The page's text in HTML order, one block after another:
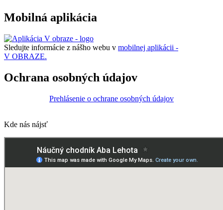
Mobilná aplikácia
Sledujte informácie z nášho webu v mobilnej aplikácii -
V OBRAZE.
Ochrana osobných údajov
Prehlásenie o ochrane osobných údajov
Kde nás nájsť